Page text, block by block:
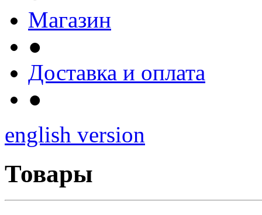
Магазин
●
Доставка и оплата
●
english version
Товары